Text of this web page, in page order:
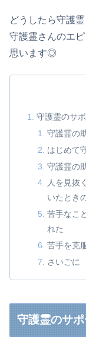
どうしたら守護
守護霊さんのエ
思います◎
守護霊のサ
守護霊の
はじめて
守護霊の
人を見抜
いたとき
苦手なこ
れた
苦手を克
さいごに
守護霊のサ